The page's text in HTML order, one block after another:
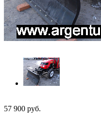
57 900 руб.